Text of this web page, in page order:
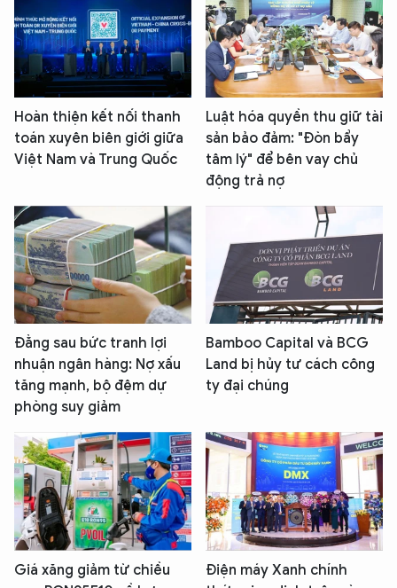
Hoàn thiện kết nối thanh
toán xuyên biên giới giữa
Việt Nam và Trung Quốc
Luật hóa quyền thu giữ tài
sản bảo đảm: "Đòn bẩy
tâm lý" để bên vay chủ
động trả nợ
Đằng sau bức tranh lợi
nhuận ngân hàng: Nợ xấu
tăng mạnh, bộ đệm dự
phòng suy giảm
Bamboo Capital và BCG
Land bị hủy tư cách công
ty đại chúng
Giá xăng giảm từ chiều
Điện máy Xanh chính